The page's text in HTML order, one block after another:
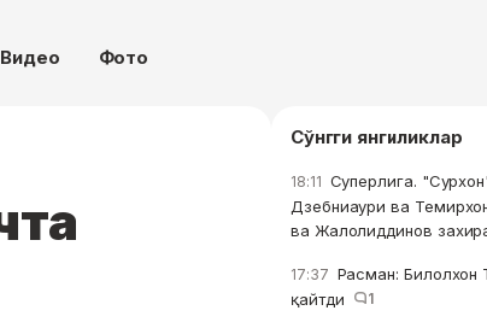
Видео Фото
Сўнгги янгиликлар
18:11 Суперлига.
Дзебниаури ва
ва Жалолиддинов
17:37 Расман: Билолхон
қайтди
1